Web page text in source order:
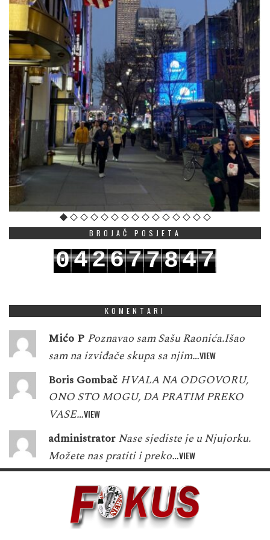
BROJAČ POSJETA
042677847
KOMENTARI
Mićo P Poznavao sam Sašu Raonića.Išao
sam na izviđače skupa sa njim…VIEW
Boris Gombač HVALA NA ODGOVORU,
ONO STO MOGU, DA PRATIM PREKO
VASE…VIEW
administrator Nase sjediste je u Njujorku.
Možete nas pratiti i preko…VIEW